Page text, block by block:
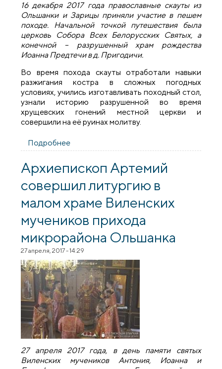
16 декабря 2017 года православные скауты из
Ольшанки и Зарицы приняли участие в пешем
походе. Начальной точкой путешествия была
церковь Собора Всех Белорусских Святых, а
конечной – разрушенный храм рождества
Иоанна Предтечи в д. Пригодичи.
Во время похода скауты отработали навыки
разжигания костра в сложных погодных
условиях, учились изготавливать походный стол,
узнали историю разрушенной во время
хрущевских гонений местной церкви и
совершили на её руинах молитву.
Подробнее
побывали в походе
Архиепископ Артемий
совершил литургию в
малом храме Виленских
мучеников прихода
микрорайона Ольшанка
27 апреля, 2017 - 14:29
27 апреля 2017 года, в день памяти святых
Виленских мучеников Антония, Иоанна и